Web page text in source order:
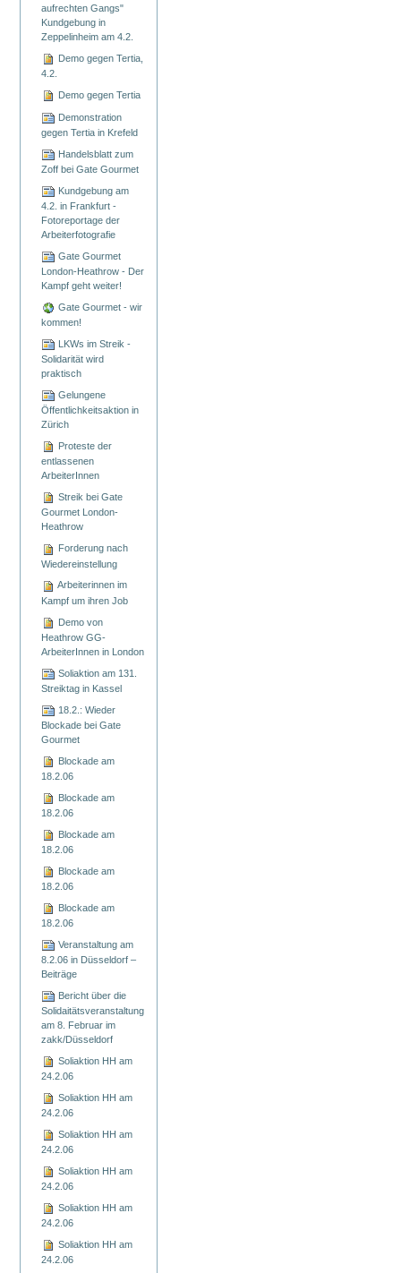
aufrechten Gangs"
Kundgebung in
Zeppelinheim am 4.2.
Demo gegen Tertia,
4.2.
Demo gegen Tertia
Demonstration
gegen Tertia in Krefeld
Handelsblatt zum
Zoff bei Gate Gourmet
Kundgebung am
4.2. in Frankfurt -
Fotoreportage der
Arbeiterfotografie
Gate Gourmet
London-Heathrow - Der
Kampf geht weiter!
Gate Gourmet - wir
kommen!
LKWs im Streik -
Solidarität wird
praktisch
Gelungene
Öffentlichkeitsaktion in
Zürich
Proteste der
entlassenen
ArbeiterInnen
Streik bei Gate
Gourmet London-
Heathrow
Forderung nach
Wiedereinstellung
Arbeiterinnen im
Kampf um ihren Job
Demo von
Heathrow GG-
ArbeiterInnen in London
Soliaktion am 131.
Streiktag in Kassel
18.2.: Wieder
Blockade bei Gate
Gourmet
Blockade am
18.2.06
Blockade am
18.2.06
Blockade am
18.2.06
Blockade am
18.2.06
Blockade am
18.2.06
Veranstaltung am
8.2.06 in Düsseldorf –
Beiträge
Bericht über die
Solidaitätsveranstaltung
am 8. Februar im
zakk/Düsseldorf
Soliaktion HH am
24.2.06
Soliaktion HH am
24.2.06
Soliaktion HH am
24.2.06
Soliaktion HH am
24.2.06
Soliaktion HH am
24.2.06
Soliaktion HH am
24.2.06